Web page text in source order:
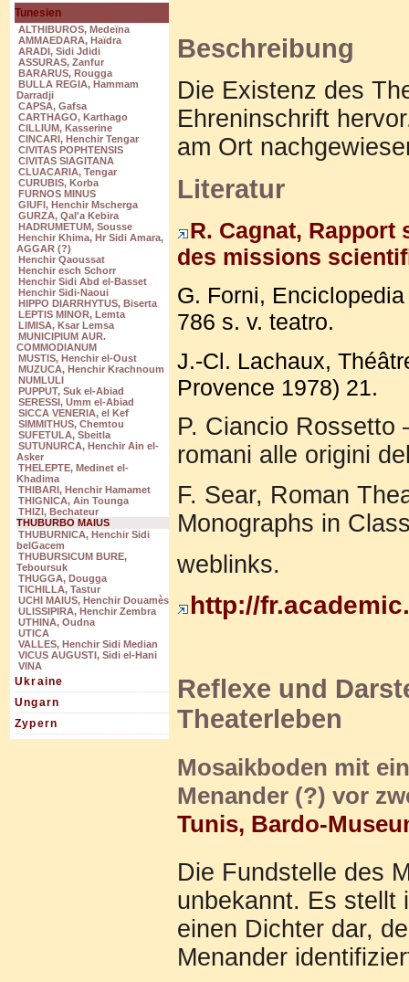
Tunesien
ALTHIBUROS, Medeïna
AMMAEDARA, Haïdra
ARADI, Sidi Jdidi
ASSURAS, Zanfur
BARARUS, Rougga
BULLA REGIA, Hammam
Darradji
CAPSA, Gafsa
CARTHAGO, Karthago
CILLIUM, Kasserine
CINCARI, Henchir Tengar
CIVITAS POPHTENSIS
CIVITAS SIAGITANA
CLUACARIA, Tengar
CURUBIS, Korba
FURNOS MINUS
GIUFI, Henchir Mscherga
GURZA, Qal'a Kebira
HADRUMETUM, Sousse
Henchir Khima, Hr Sidi Amara,
AGGAR (?)
Henchir Qaoussat
Henchir esch Schorr
Henchir Sidi Abd el-Basset
Henchir Sidi-Naoui
HIPPO DIARRHYTUS, Biserta
LEPTIS MINOR, Lemta
LIMISA, Ksar Lemsa
MUNICIPIUM AUR.
COMMODIANUM
MUSTIS, Henchir el-Oust
MUZUCA, Henchir Krachnoum
NUMLULI
PUPPUT, Suk el-Abiad
SERESSI, Umm el-Abiad
SICCA VENERIA, el Kef
SIMMITHUS, Chemtou
SUFETULA, Sbeitla
SUTUNURCA, Henchir Ain el-
Asker
THELEPTE, Medinet el-
Khadima
THIBARI, Henchir Hamamet
THIGNICA, Ain Tounga
THIZI, Bechateur
THUBURBO MAIUS
THUBURNICA, Henchir Sidi
belGacem
THUBURSICUM BURE,
Teboursuk
THUGGA, Dougga
TICHILLA, Tastur
UCHI MAIUS, Henchir Douamès
ULISSIPIRA, Henchir Zembra
UTHINA, Oudna
UTICA
VALLES, Henchir Sidi Median
VICUS AUGUSTI, Sidi el-Hani
VINA
Ukraine
Ungarn
Zypern
Beschreibung
Die Existenz des
Ehreninschrift
am Ort
Literatur
R. Cagnat, Rapport
des missions
G. Forni,
786 s. v. teatro.
J.-Cl. Lachaux,
Provence 1978) 21.
P. Ciancio Rossetto
romani alle origini
F. Sear, Roman
Monographs in
weblinks.
http://
Reflexe und
Theaterleben
Mosaikboden mit
Menander (?) vor
Tunis, Bardo-
Die Fundstelle des
unbekannt. Es stellt
einen Dichter dar,
Menander